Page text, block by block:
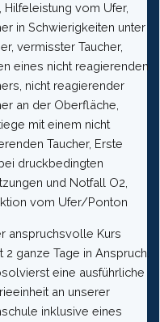
Hilfeleistung vom Ufer,
in Schwierigkeiten unter
vermisster Taucher,
eines nicht reagierenden
nicht reagierender
an der Oberfläche,
mit einem nicht
Taucher, Erste
druckbedingten
und Notfall O2,
vom Ufer/Ponton
anspruchsvolle Kurs
2 ganze Tage in Anspruch.
eine ausführliche
an unserer
inklusive eines